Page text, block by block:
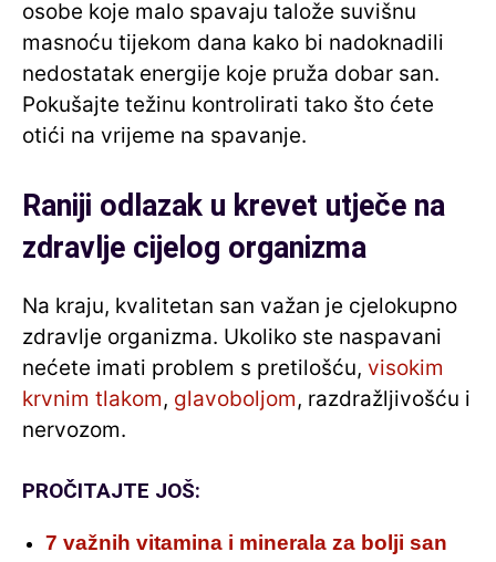
osobe koje malo spavaju talože suvišnu
masnoću tijekom dana kako bi nadoknadili
nedostatak energije koje pruža dobar san.
Pokušajte težinu kontrolirati tako što ćete
otići na vrijeme na spavanje.
Raniji odlazak u krevet utječe na
zdravlje cijelog organizma
Na kraju, kvalitetan san važan je cjelokupno
zdravlje organizma. Ukoliko ste naspavani
nećete imati problem s pretilošću, visokim
krvnim tlakom, glavoboljom, razdražljivošću i
nervozom.
PROČITAJTE JOŠ:
7 važnih vitamina i minerala za bolji san